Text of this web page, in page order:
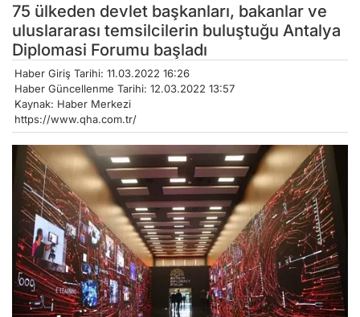
75 ülkeden devlet başkanları, bakanlar ve
uluslararası temsilcilerin buluştuğu Antalya
Diplomasi Forumu başladı
Haber Giriş Tarihi: 11.03.2022 16:26
Haber Güncellenme Tarihi: 12.03.2022 13:57
Kaynak: Haber Merkezi
https://www.qha.com.tr/